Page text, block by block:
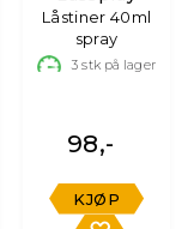
Låstiner 40ml
spray
3 stk på lager
98,-
KJØP